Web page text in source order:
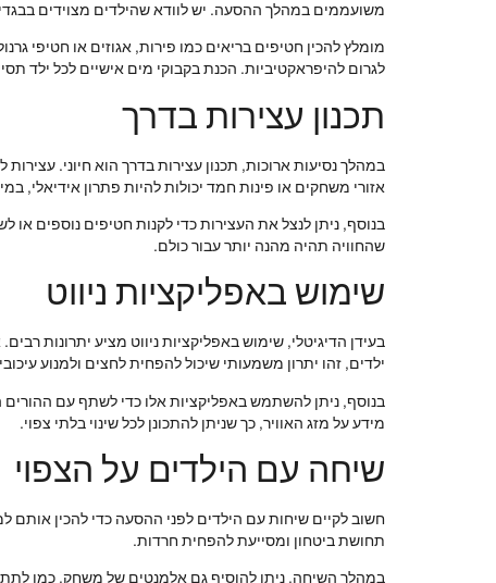
משועממים במהלך ההסעה. יש לוודא שהילדים מצוידים
מומלץ להכין חטיפים בריאים כמו פירות, אגוזים או חטיפי
לגרום להיפראקטיביות. הכנת בקבוקי מים אישיים לכל ילד
תכנון עצירות בדרך
במהלך נסיעות ארוכות, תכנון עצירות בדרך הוא חיוני.
אזורי משחקים או פינות חמד יכולות להיות פתרון אידיאלי,
בנוסף, ניתן לנצל את העצירות כדי לקנות חטיפים נוספים
שהחוויה תהיה מהנה יותר עבור כולם.
שימוש באפליקציות ניווט
בעידן הדיגיטלי, שימוש באפליקציות ניווט מציע יתרונות
ילדים, זהו יתרון משמעותי שיכול להפחית לחצים ולמנוע
בנוסף, ניתן להשתמש באפליקציות אלו כדי לשתף עם
מידע על מזג האוויר, כך שניתן להתכונן לכל שינוי בלתי צפוי.
שיחה עם הילדים על הצפוי
חשוב לקיים שיחות עם הילדים לפני ההסעה כדי להכין
תחושת ביטחון ומסייעת להפחית חרדות.
במהלך השיחה, ניתן להוסיף גם אלמנטים של משחק, כמו לתת